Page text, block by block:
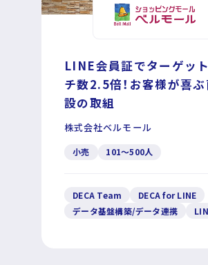
LINE会員証でターゲッ
チ数2.5倍！お客様が喜
設の取組
株式会社ベルモール
小売 101〜500人
DECA Team
DECA for LINE
データ基盤構築/データ連携